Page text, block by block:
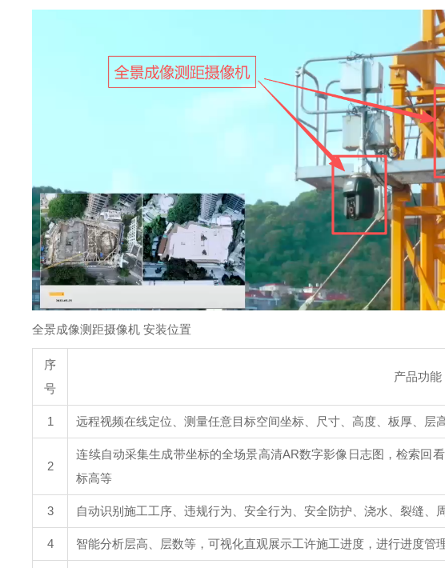
全景成像测距摄像机 安装位置
序
号
产品功能
1 远程视频在线定位、测量任意目标空间坐标、尺寸、高度、板厚、层
2
连续自动采集生成带坐标的全场景高清AR数字影像日志图，检索回
标高等
3 自动识别施工工序、违规行为、安全行为、安全防护、浇水、裂缝、
4 智能分析层高、层数等，可视化直观展示工许施工进度，进行进度管